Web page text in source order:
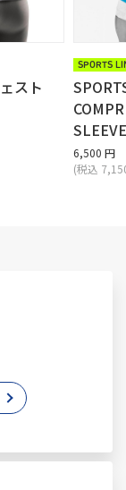
スト
SPORTS
6,500 円
(税込